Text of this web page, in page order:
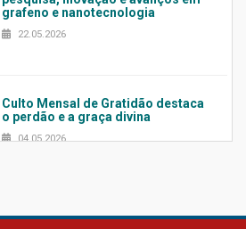
grafeno e nanotecnologia
22.05.2026
Culto Mensal de Gratidão destaca
o perdão e a graça divina
04.05.2026
Confira como foi o culto mensal